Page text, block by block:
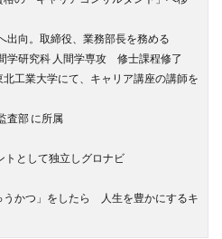
向。取締役、業務部長を務める
研究科 人間学専攻 修士課程修了
工業大学にて、キャリア講座の講師を
査部 に所属
として独立しグロナビ
うかつ」をしたら 人生を豊かにするキ